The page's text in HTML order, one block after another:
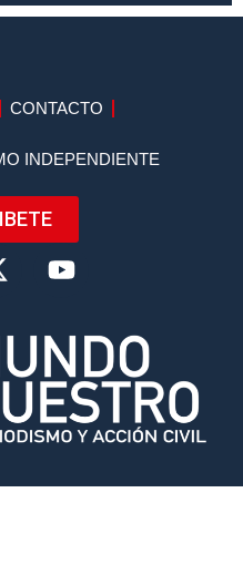
CONTACTO
INDEPENDIENTE